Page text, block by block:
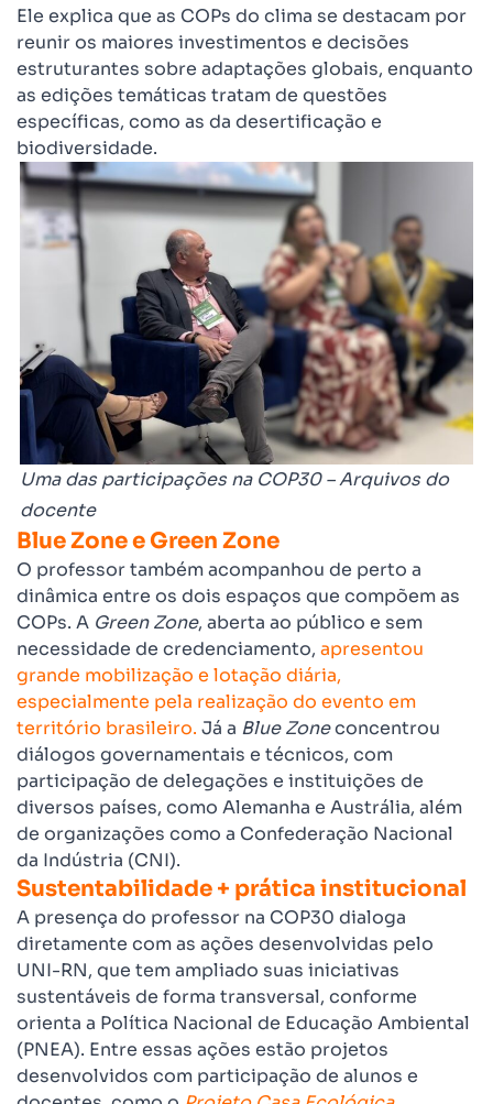
Ele explica que as COPs do clima se destacam por
reunir os maiores investimentos e decisões
estruturantes sobre adaptações globais, enquanto
as edições temáticas tratam de questões
específicas, como as da desertificação e
biodiversidade.
Uma das participações na COP30 – Arquivos do
docente
Blue Zone e Green Zone
O professor também acompanhou de perto a
dinâmica entre os dois espaços que compõem as
COPs. A Green Zone, aberta ao público e sem
necessidade de credenciamento, apresentou
grande mobilização e lotação diária,
especialmente pela realização do evento em
território brasileiro. Já a Blue Zoneconcentrou
diálogos governamentais e técnicos, com
participação de delegações e instituições de
diversos países, como Alemanha e Austrália, além
de organizações como a Confederação Nacional
da Indústria (CNI).
Sustentabilidade + prática institucional
A presença do professor na COP30 dialoga
diretamente com as ações desenvolvidas pelo
UNI-RN, que tem ampliado suas iniciativas
sustentáveis de forma transversal, conforme
orienta a Política Nacional de Educação Ambiental
(PNEA). Entre essas ações estão projetos
desenvolvidos com participação de alunos e